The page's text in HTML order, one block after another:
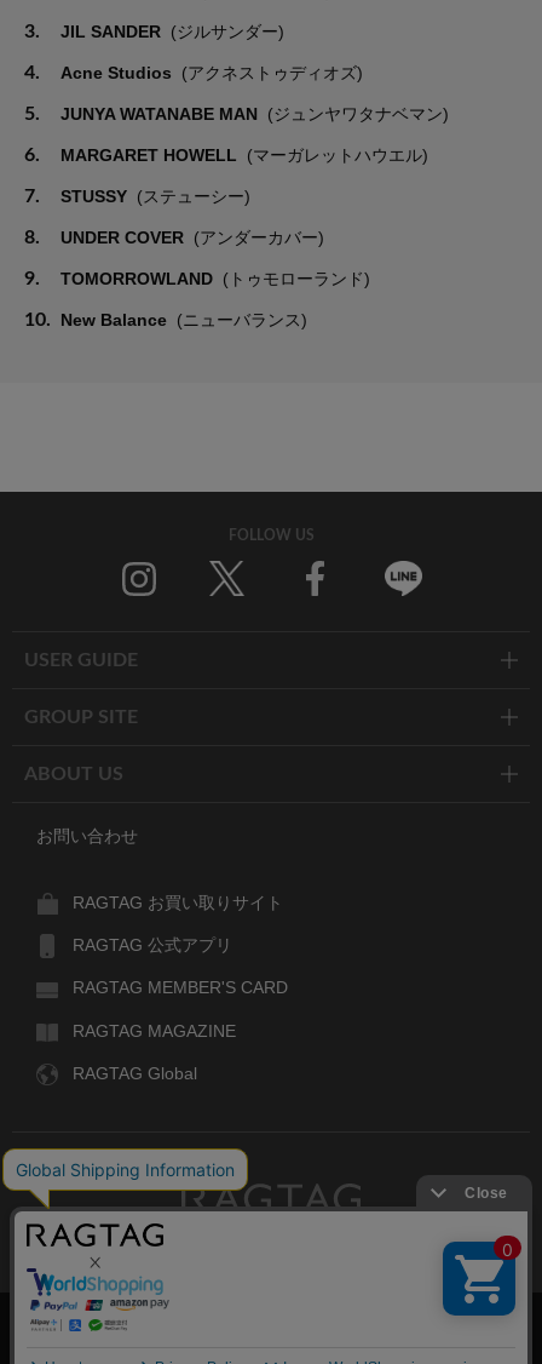
3. JIL SANDER (ジルサンダー)
4. Acne Studios (アクネストゥディオズ)
5. JUNYA WATANABE MAN (ジュンヤワタナベマン)
6. MARGARET HOWELL (マーガレットハウエル)
7. STUSSY (ステューシー)
8. UNDER COVER (アンダーカバー)
9. TOMORROWLAND (トゥモローランド)
10. New Balance (ニューバランス)
FOLLOW US
USER GUIDE
GROUP SITE
ABOUT US
お問い合わせ
RAGTAG お買い取りサイト
RAGTAG 公式アプリ
RAGTAG MEMBER'S CARD
RAGTAG MAGAZINE
RAGTAG Global
デザイナーズブランドのユーズド・セレクトショップ